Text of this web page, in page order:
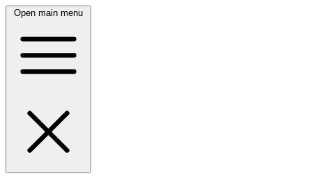
Open main menu